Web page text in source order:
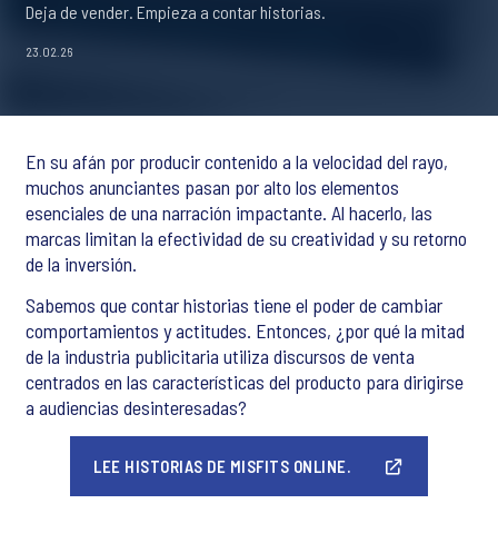
Deja de vender. Empieza a contar historias.
23.02.26
En su afán por producir contenido a la velocidad del rayo,
muchos anunciantes pasan por alto los elementos
esenciales de una narración impactante. Al hacerlo, las
marcas limitan la efectividad de su creatividad y su retorno
de la inversión.
Sabemos que contar historias tiene el poder de cambiar
comportamientos y actitudes. Entonces, ¿por qué la mitad
de la industria publicitaria utiliza discursos de venta
centrados en las características del producto para dirigirse
a audiencias desinteresadas?
LEE HISTORIAS DE MISFITS ONLINE.